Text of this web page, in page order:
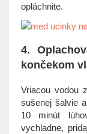
opláchnite.
4.
končekom
Vriacou vodou
sušenej šalvie
10 minút
vychladne,